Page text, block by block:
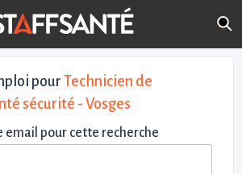
pour Technicien de
sécurité - Vosges
email pour cette recherche